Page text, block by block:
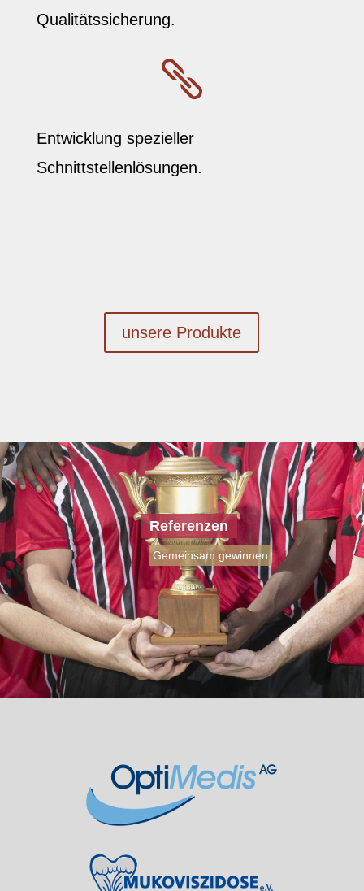
Qualitätssicherung.

Entwicklung spezieller
Schnittstellenlösungen.
unsere Produkte
Referenzen
Gemeinsam gewinnen